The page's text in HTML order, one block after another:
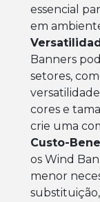
essencial
em
Banners
setores,
cores e
crie uma
Custo-
os Wind
menor